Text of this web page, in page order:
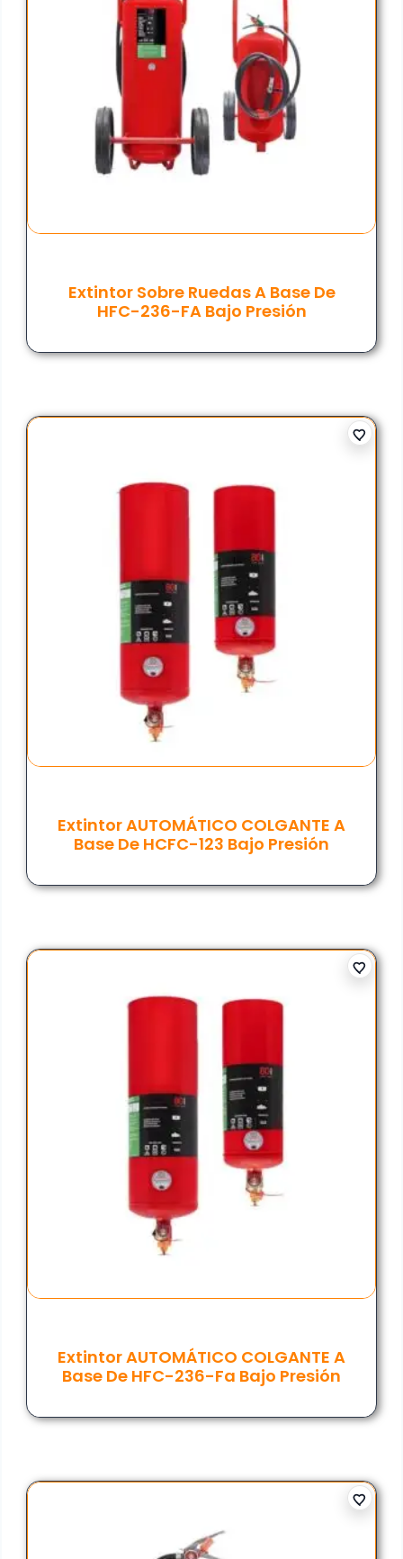
Extintor Sobre Ruedas A Base De
HFC-236-FA Bajo Presión
Extintor AUTOMÁTICO COLGANTE A
Base De HCFC-123 Bajo Presión
Extintor AUTOMÁTICO COLGANTE A
Base De HFC-236-Fa Bajo Presión